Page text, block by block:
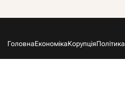
ГоловнаЕкономікаКорупціяПолітика